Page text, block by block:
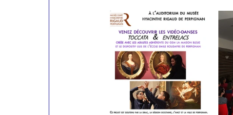
Actualités 2012 Actualités 2011